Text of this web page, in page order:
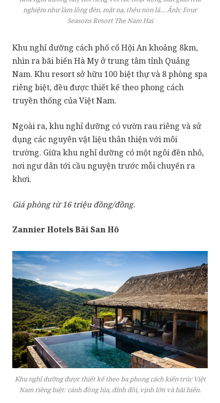
nghiệm như làm lồng đèn, mặt nạ, thêu nón lá… Ảnh: Four
Seasons Resort The Nam Hai
Khu nghỉ dưỡng cách phố cổ Hội An khoảng 8km,
nhìn ra bãi biển Hà My ở trung tâm tỉnh Quảng
Nam. Khu resort sở hữu 100 biệt thự và 8 phòng spa
riêng biệt, đều được thiết kế theo phong cách
truyền thống của Việt Nam.
Ngoài ra, khu nghỉ dưỡng có vườn rau riêng và sử
dụng các nguyên vật liệu thân thiện với môi
trường. Giữa khu nghỉ dưỡng có một ngôi đền nhỏ,
nơi ngư dân tới cầu nguyện trước mỗi chuyến ra
khơi.
Giá phòng từ 16 triệu đồng/đồng.
Zannier Hotels Bãi San Hô
Khu nghỉ dưỡng được thiết kế theo ba phong cách kiến trúc Việt
Nam riêng biệt: cánh đồng lúa, đỉnh đồi, vịnh lớn và bãi biển.